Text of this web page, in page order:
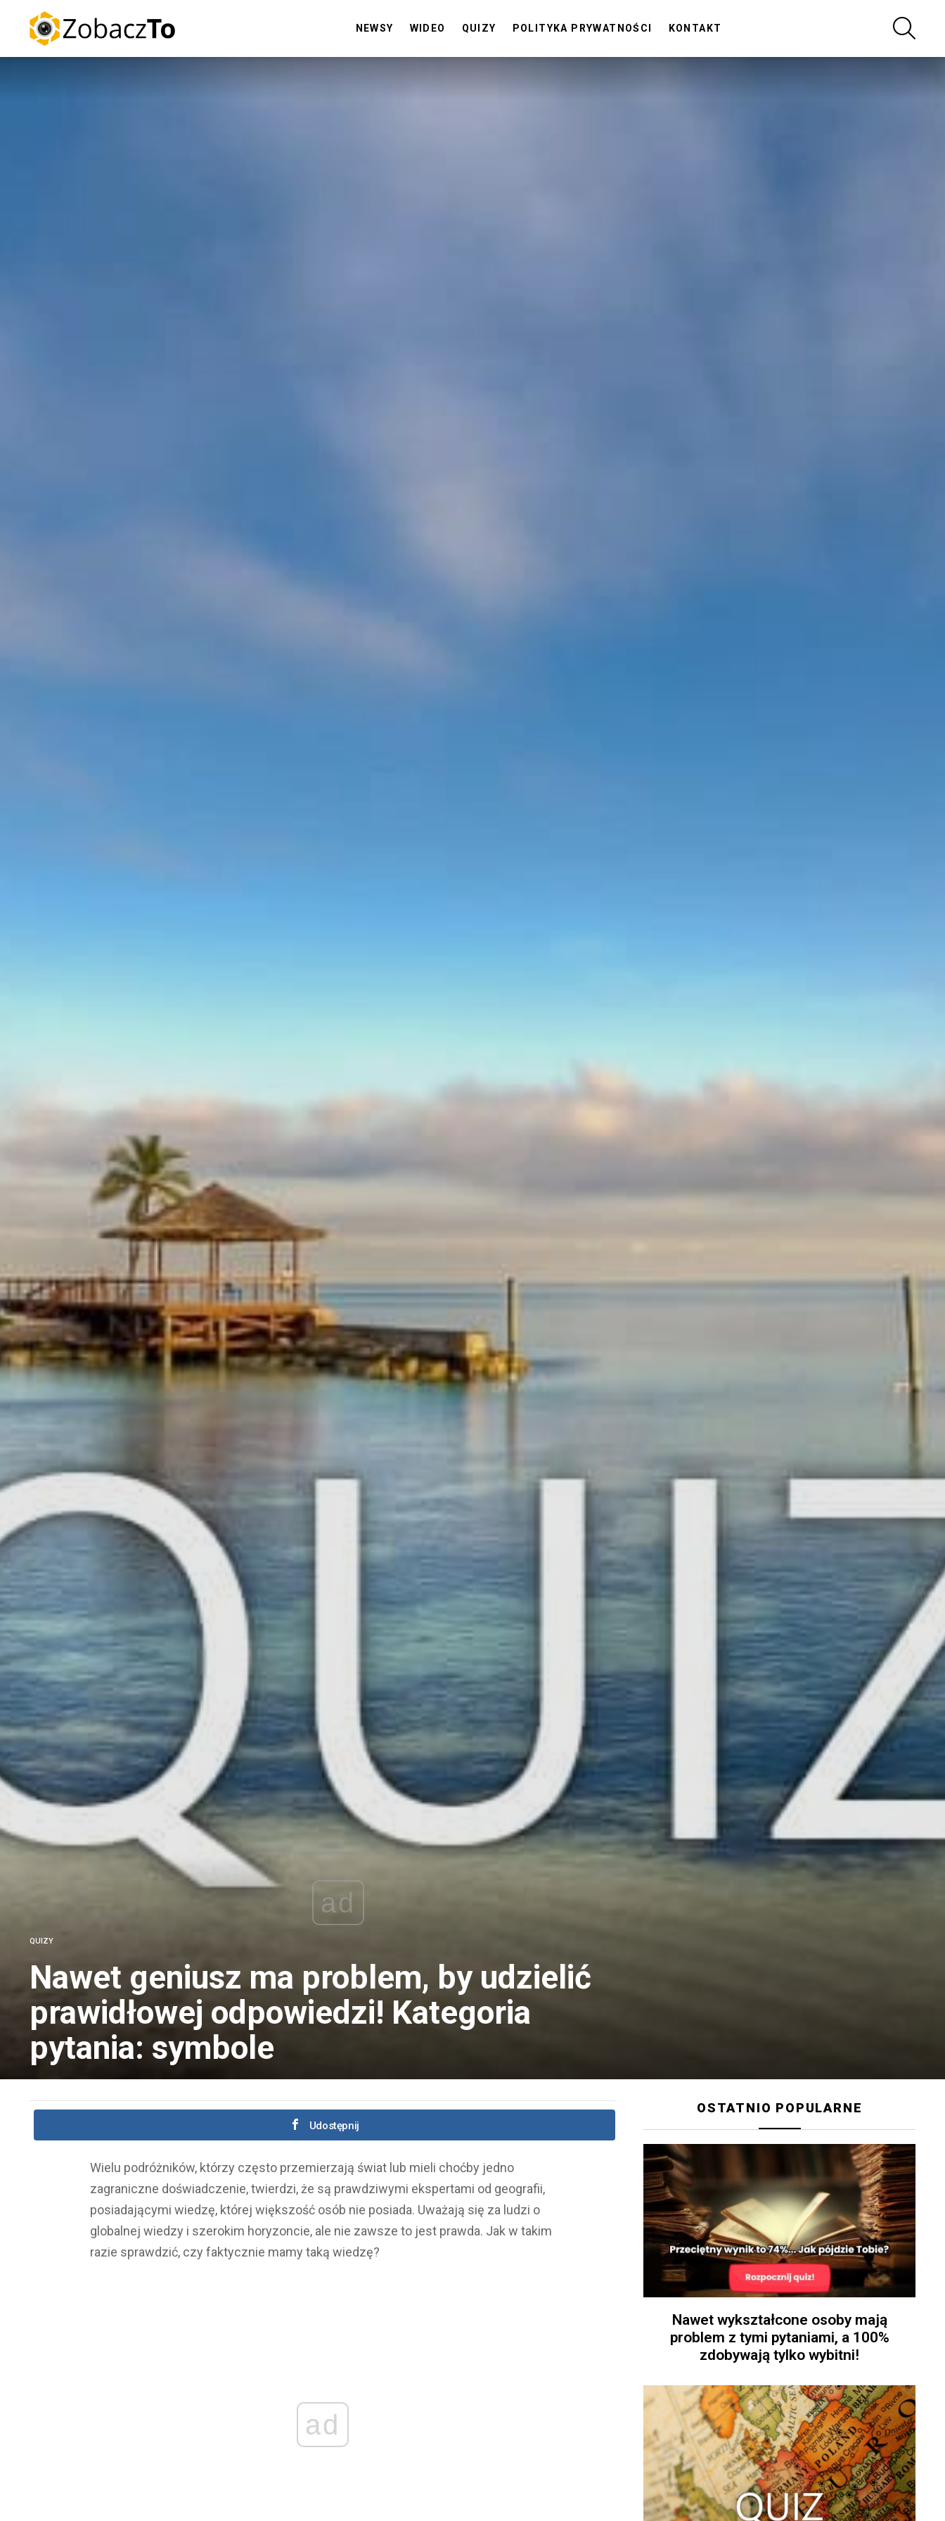
NEWSY WIDEO QUIZY POLITYKA PRYWATNOŚCI KONTAKT
ad
QUIZY
Nawet geniusz ma problem, by udzielić
prawidłowej odpowiedzi! Kategoria
pytania: symbole
Udostępnij
Wielu podróżników, którzy często przemierzają świat lub mieli choćby jedno
zagraniczne doświadczenie, twierdzi, że są prawdziwymi ekspertami od geografii,
posiadającymi wiedzę, której większość osób nie posiada. Uważają się za ludzi o
globalnej wiedzy i szerokim horyzoncie, ale nie zawsze to jest prawda. Jak w takim
razie sprawdzić, czy faktycznie mamy taką wiedzę?
ad
OSTATNIO POPULARNE
Nawet wykształcone osoby mają
problem z tymi pytaniami, a 100%
zdobywają tylko wybitni!